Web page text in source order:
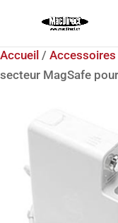
Accueil / Accessoires
secteur MagSafe